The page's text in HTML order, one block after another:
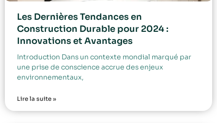
Les Dernières Tendances en
Construction Durable pour 2024 :
Innovations et Avantages
Introduction Dans un contexte mondial marqué par
une prise de conscience accrue des enjeux
environnementaux,
Lire la suite »